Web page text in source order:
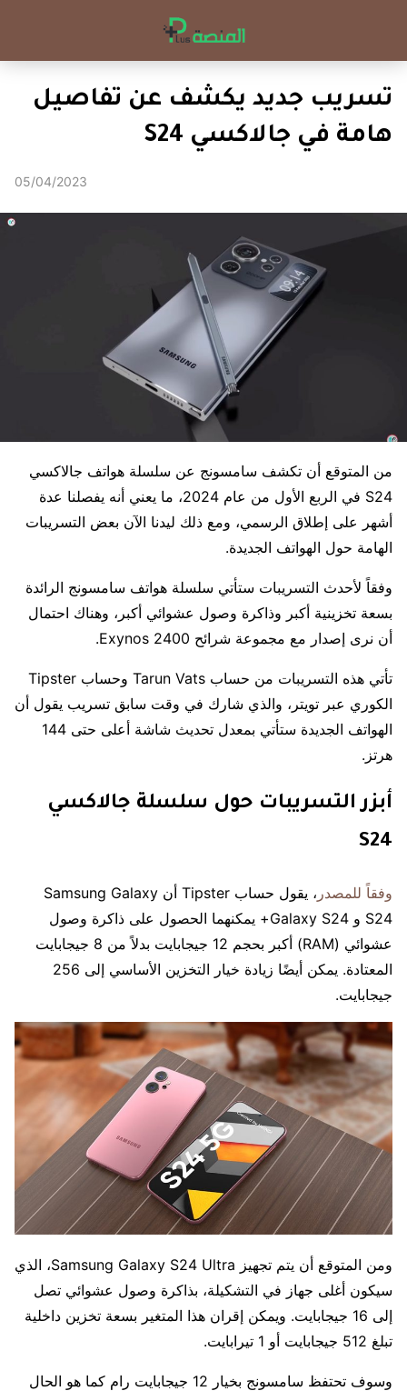
تسريب جديد يكشف عن تفاصيل
هامة في جالاكسي S24
05/04/2023
من المتوقع أن تكشف سامسونج عن سلسلة هواتف جالاكسي
S24 في الربع الأول من عام 2024، ما يعني أنه يفصلنا عدة
أشهر على إطلاق الرسمي، ومع ذلك ليدنا الآن بعض التسريبات
الهامة حول الهواتف الجديدة.
وفقاً لأحدث التسريبات ستأتي سلسلة هواتف سامسونج الرائدة
بسعة تخزينية أكبر وذاكرة وصول عشوائي أكبر، وهناك احتمال
أن نرى إصدار مع مجموعة شرائح Exynos 2400.
تأتي هذه التسريبات من حساب Tarun Vats وحساب Tipster
الكوري عبر تويتر، والذي شارك في وقت سابق تسريب يقول أن
الهواتف الجديدة ستأتي بمعدل تحديث شاشة أعلى حتى 144
هرتز.
أبزر التسريبات حول سلسلة جالاكسي
S24
وفقاً للمصدر
، يقول حساب Tipster أن Samsung Galaxy
S24 و Galaxy S24+ يمكنهما الحصول على ذاكرة وصول
عشوائي (RAM) أكبر بحجم 12 جيجابايت بدلاً من 8 جيجابايت
المعتادة. يمكن أيضًا زيادة خيار التخزين الأساسي إلى 256
جيجابايت.
ومن المتوقع أن يتم تجهيز Samsung Galaxy S24 Ultra، الذي
سيكون أغلى جهاز في التشكيلة، بذاكرة وصول عشوائي تصل
إلى 16 جيجابايت. ويمكن إقران هذا المتغير بسعة تخزين داخلية
تبلغ 512 جيجابايت أو 1 تيرابايت.
وسوف تحتفظ سامسونج بخيار 12 جيجابايت رام كما هو الحال